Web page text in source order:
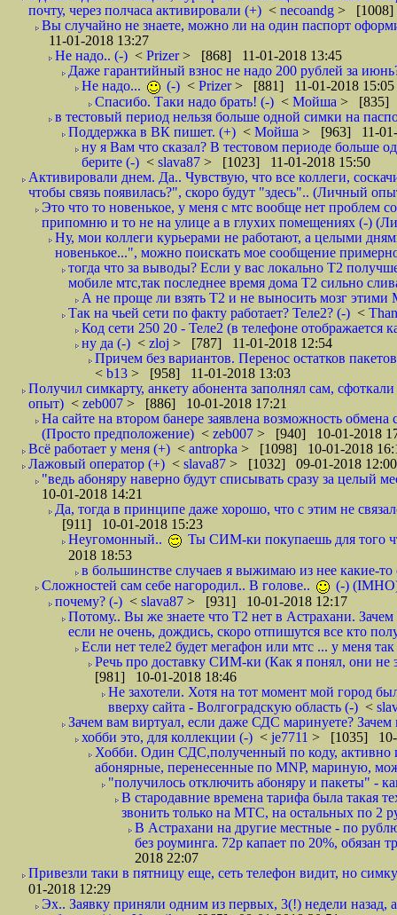
почту, через полчаса активировали (+) < necoandg > [1008]
Вы случайно не знаете, можно ли на один паспорт
11-01-2018 13:27
Не надо.. (-) < Prizer> [868] 11-01-2018 13:45
Даже гарантийный взнос не надо 200 рублей за
Не надо...
(-) < Prizer> [881] 11-01-2018 15:05
Спасибо. Таки надо брать! (-) < Мойша > [835]
в тестовый период нельзя больше одной симки на
Поддержка в ВК пишет. (+) < Мойша > [963] 11-01-
ну я Вам что сказал? В тестовом периоде больше
берите (-) < slava87 > [1023] 11-01-2018 15:50
Активировали днем. Да.. Чувствую, что все коллеги,
чтобы связь появилась?", скоро будут "здесь".. (Личный
Это что то новенькое, у меня с мтс вообще нет проблем
припомню и то не на улице а в глухих помещениях (-)
Ну, мои коллеги курьерами не работают, а целыми
новенькое...", можно поискать мое сообщение
тогда что за выводы? Если у вас локально Т2
мобиле мтс,так последнее время дома Т2 сильно
А не проще ли взять Т2 и не выносить мозг
Так на чьей сети по факту работает? Теле2? (-) <
Код сети 250 20 - Теле2 (в телефоне отображается
ну да (-) < zloj > [787] 11-01-2018 12:54
Причем без вариантов. Перенос остатков
< b13 > [958] 11-01-2018 13:03
Получил симкарту, анкету абонента заполнял сам,
опыт) < zeb007 > [886] 10-01-2018 17:21
На сайте на втором банере заявлена возможность
(Просто предположение) < zeb007 > [940] 10-01-2018
Всё работает у меня (+) < antropka > [1098] 10-01-2018
Лажовый оператор (+) < slava87 > [1032] 09-01-2018 12:00
"ведь абоняру наверно будут списывать сразу за целый
10-01-2018 14:21
Да, тогда в принципе даже хорошо, что с этим не
[911] 10-01-2018 15:23
Неугомонный..
Ты СИМ-ки покупаешь для того
2018 18:53
в большинстве случаев я выжимаю из нее какие-то
Сложностей сам себе нагородил.. В голове..
(-)
почему? (-) < slava87 > [931] 10-01-2018 12:17
Потому.. Вы же знаете что Т2 нет в Астрахани.
если не очень, дождись, скоро отпишутся все кто
Если нет теле2 будет мегафон или мтс ... у меня
Речь про доставку СИМ-ки (Как я понял, они не
[981] 10-01-2018 18:46
Не захотели. Хотя на тот момент мой город
вверху сайта - Волгоградскую область (-) <
Зачем вам виртуал, если даже СДС маринуете?
хобби это, для коллекции (-) < je7711 > [1035] 10-
Хобби. Один СДС,полученный по коду, активно
абонярные, перенесенные по MNP, мариную,
"получилось отключить абоняру и пакеты" -
В стародавние времена тарифа была такая
звонить только на МТС, на остальных по 2
В Астрахани на другие местные - по
без роуминга. 72р капает по 20%, обязан
2018 22:07
Привезли таки в пятницу еще, сеть телефон видит, но
01-2018 12:29
Эх.. Заявку приняли одним из первых, 3(!) недели назад,